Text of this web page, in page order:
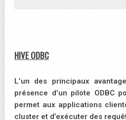
HIVE ODBC
L’un des principaux
présence d’un pilote ODBC
permet aux applications
cluster et d’exécuter des